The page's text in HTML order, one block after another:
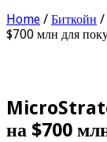
Home / Биткойн /
$700 млн для
на $700